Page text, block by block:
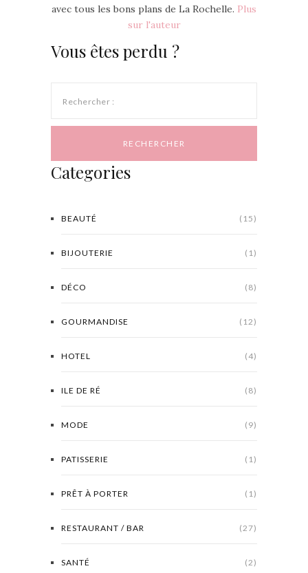
avec tous les bons plans de La Rochelle. Plus
sur l'auteur
Vous êtes perdu ?
Rechercher :
Categories
BEAUTÉ (15)
BIJOUTERIE (1)
DÉCO (8)
GOURMANDISE (12)
HOTEL (4)
ILE DE RÉ (8)
MODE (9)
PATISSERIE (1)
PRÊT À PORTER (1)
RESTAURANT / BAR (27)
SANTÉ (2)